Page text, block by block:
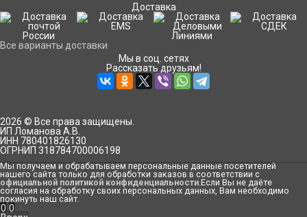
Доставка
Все варианты доставки
Мы в соц. сетях
Рассказать друзьям!
2026 © Все права защищены.
ИП Ломанова А.В.
ИНН 780401826130
ОГРНИП 318784700006198
Мы получаем и обрабатываем персональные данные посетителей
нашего сайта только для обработки заказов в соответствии с
официальной политикой конфиденциальности.Если Вы не даёте
согласия на обработку своих персональных данных, Вам необходимо
покинуть наш сайт.
0 0